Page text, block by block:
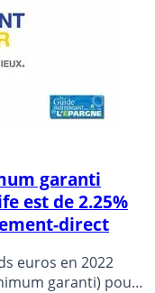
garanti
est de 2.25%
direct
euros en 2022
garanti) pour